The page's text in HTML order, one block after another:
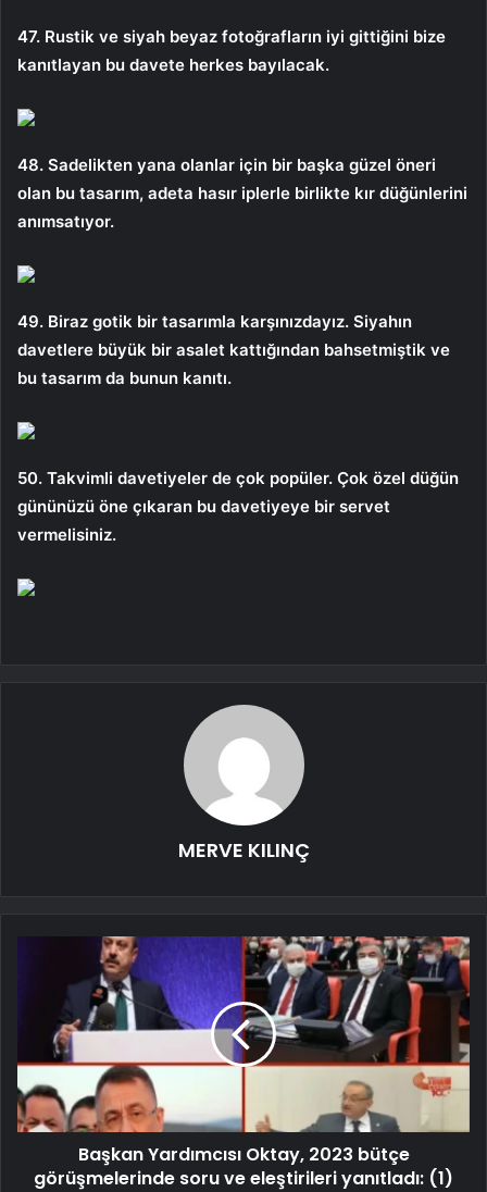
47. Rustik ve siyah beyaz fotoğrafların iyi gittiğini bize
kanıtlayan bu davete herkes bayılacak.
48. Sadelikten yana olanlar için bir başka güzel öneri
olan bu tasarım, adeta hasır iplerle birlikte kır düğünlerini
anımsatıyor.
49. Biraz gotik bir tasarımla karşınızdayız. Siyahın
davetlere büyük bir asalet kattığından bahsetmiştik ve
bu tasarım da bunun kanıtı.
50. Takvimli davetiyeler de çok popüler. Çok özel düğün
gününüzü öne çıkaran bu davetiyeye bir servet
vermelisiniz.
MERVE KILINÇ
Başkan Yardımcısı Oktay, 2023 bütçe
görüşmelerinde soru ve eleştirileri yanıtladı: (1)